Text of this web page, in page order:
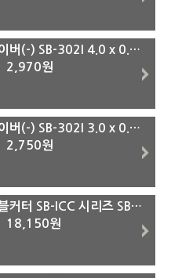
[세신]절연드라이버(-) SB-302I 4.0 x 0.8 x 100mm
2,970원
[세신]절연드라이버(-) SB-302I 3.0 x 0.6 x 100mm
2,750원
[세신]절연케이블커터 SB-ICC 시리즈 SB-ICC10
18,150원